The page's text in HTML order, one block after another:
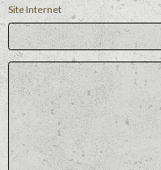
Site Internet